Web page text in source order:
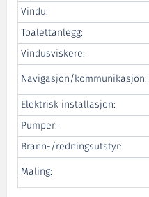
Vindu:
Toalettanlegg:
Vindusviskere:
Navigasjon/kommunikasjon:
Elektrisk installasjon:
Pumper:
Brann-/redningsutstyr:
Maling: